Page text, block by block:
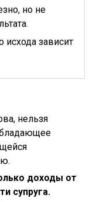
но не
зависит
нельзя
доходы от
супруга.